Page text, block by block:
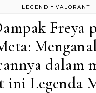
LEGEND - VALORANT
Freya
dalam
ini Legenda